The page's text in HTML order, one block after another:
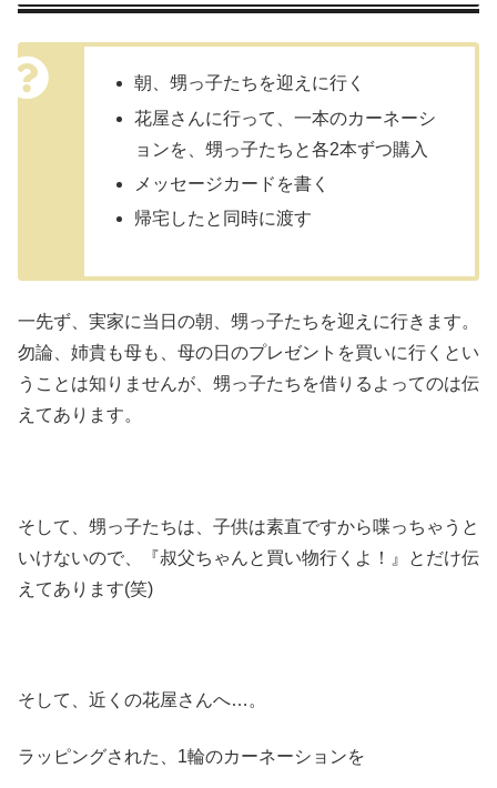
朝、甥っ子たちを迎えに行く
花屋さんに行って、一本のカーネーシ
ョンを、甥っ子たちと各2本ずつ購入
メッセージカードを書く
帰宅したと同時に渡す
一先ず、実家に当日の朝、甥っ子たちを迎えに行きます。
勿論、姉貴も母も、母の日のプレゼントを買いに行くとい
うことは知りませんが、甥っ子たちを借りるよってのは伝
えてあります。
そして、甥っ子たちは、子供は素直ですから喋っちゃうと
いけないので、『叔父ちゃんと買い物行くよ！』とだけ伝
えてあります(笑)
そして、近くの花屋さんへ…。
ラッピングされた、1輪のカーネーションを